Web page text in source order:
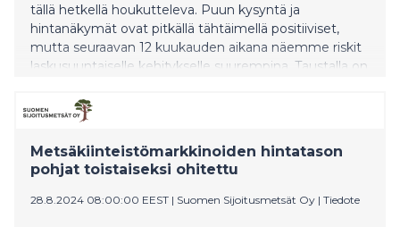
tällä hetkellä houkutteleva. Puun kysyntä ja
hintanäkymät ovat pitkällä tähtäimellä positiiviset,
mutta seuraavan 12 kuukauden aikana näemme riskit
laskusuuntaiselle kehitykselle suurempina. Taustalla on
mikä näkyy näiden heikkona kurssikehityksenä. Puun
hinnalle ei ole nousuedellytyksiä, jos puun ostajilla ei
johtaa kapasiteetin lisävähentämiseen Suomessa.
Metsäkiinteistömarkkinoiden hintatason
pohjat toistaiseksi ohitettu
28.8.2024 08:00:00 EEST | Suomen Sijoitusmetsät Oy | Tiedote